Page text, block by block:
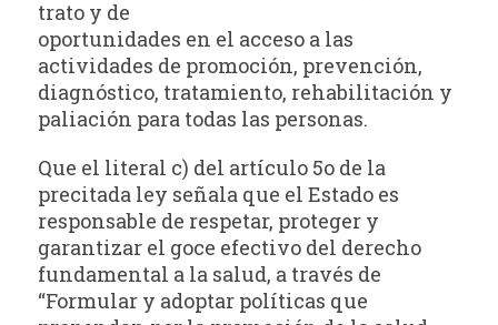
trato y de
oportunidades en el acceso a las
actividades de promoción, prevención,
diagnóstico, tratamiento, rehabilitación y
paliación para todas las personas.
Que el literal c) del artículo 5o de la
precitada ley señala que el Estado es
responsable de respetar, proteger y
garantizar el goce efectivo del derecho
fundamental a la salud, a través de
“Formular y adoptar políticas que